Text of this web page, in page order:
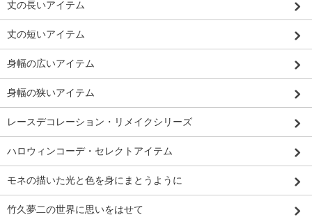
丈の長いアイテム
丈の短いアイテム
身幅の広いアイテム
身幅の狭いアイテム
レースデコレーション・リメイクシリーズ
ハロウィンコーデ・セレクトアイテム
モネの描いた光と色を身にまとうように
竹久夢二の世界に思いをはせて